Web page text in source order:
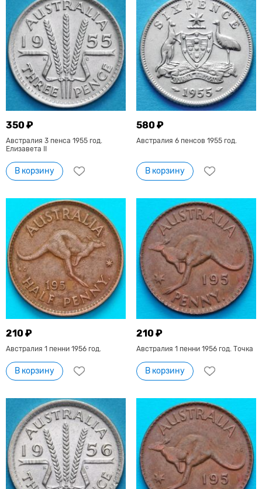
350 ₽
Австралия 3 пенса 1955 год.
Елизавета II
В корзину
580 ₽
Австралия 6 пенсов 1955 год.
В корзину
210 ₽
Австралия 1 пенни 1956 год.
В корзину
210 ₽
Австралия 1 пенни 1956 год. Точка
В корзину